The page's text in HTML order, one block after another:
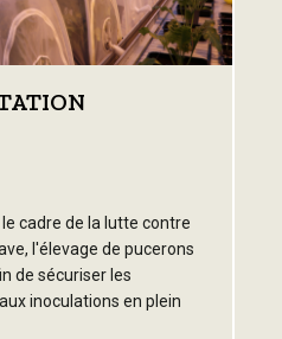
cadre de la lutte contre
l'élevage de pucerons
de sécuriser les
inoculations en plein